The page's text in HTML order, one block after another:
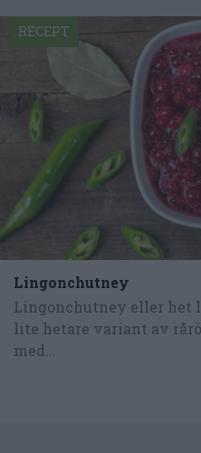
Lingonchutney
Lingonchutney eller het
lite hetare variant av
med...
RECEPT